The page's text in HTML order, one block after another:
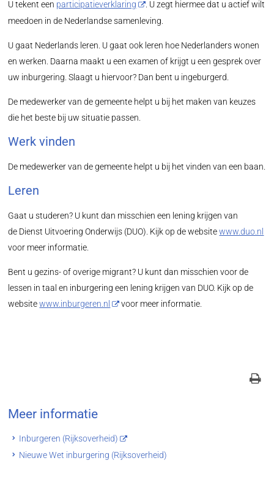
U tekent een participatieverklaring
. U zegt hiermee dat u actief wilt
meedoen in de Nederlandse samenleving.
U gaat Nederlands leren. U gaat ook leren hoe Nederlanders wonen
en werken. Daarna maakt u een examen of krijgt u een gesprek over
uw inburgering. Slaagt u hiervoor? Dan bent u ingeburgerd.
De medewerker van de gemeente helpt u bij het maken van keuzes
die het beste bij uw situatie passen.
Werk vinden
De medewerker van de gemeente helpt u bij het vinden van een baan.
Leren
Gaat u studeren? U kunt dan misschien een lening krijgen van
de Dienst Uitvoering Onderwijs (DUO). Kijk op de websitewww.duo.nl
voor meer informatie.
Bent u gezins- of overige migrant? U kunt dan misschien voor de
lessen in taal en inburgering een lening krijgen van DUO. Kijk op de
websitewww.inburgeren.nl voor meer informatie.
Meer informatie
Inburgeren (Rijksoverheid)
Nieuwe Wet inburgering (Rijksoverheid)